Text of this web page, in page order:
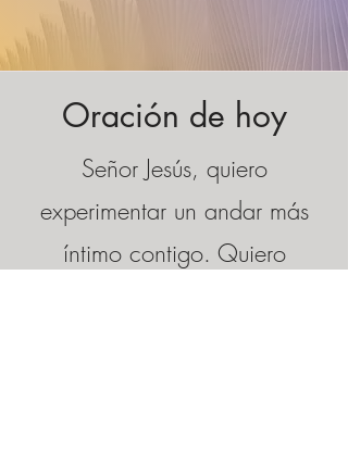
Oración de hoy
Señor Jesús, quiero
experimentar un andar más
íntimo contigo. Quiero